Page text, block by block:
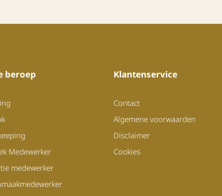
beroep
Medewerker
medewerker
Klantenservice
Contact
Algemene voorwaarden
Disclaimer
Cookies